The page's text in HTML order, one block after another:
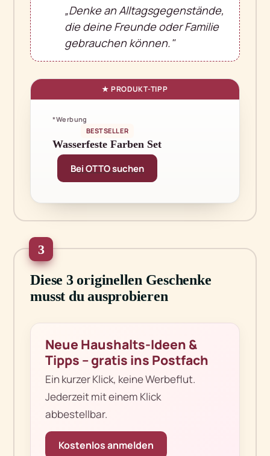
„Denke an Alltagsgegenstände,
die deine Freunde oder Familie
gebrauchen können."
*Werbung
BESTSELLER
Wasserfeste Farben Set
Bei OTTO suchen
3
Diese 3 originellen Geschenke
musst du ausprobieren
Neue Haushalts-Ideen &
Tipps – gratis ins Postfach
Ein kurzer Klick, keine Werbeflut.
Jederzeit mit einem Klick
abbestellbar.
Kostenlos anmelden